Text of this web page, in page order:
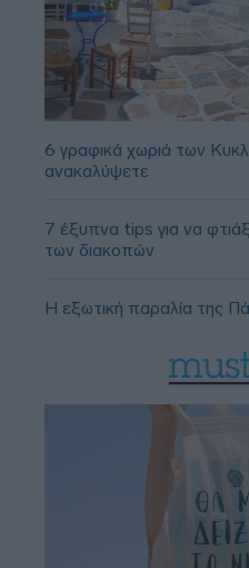
6 γραφικά χωριά των
ανακαλύψετε
7 έξυπνα tips για να
των διακοπών
Η εξωτική παραλία της